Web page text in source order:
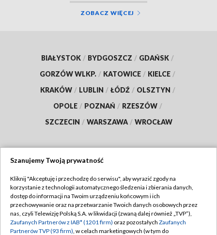
ZOBACZ WIĘCEJ
BIAŁYSTOK / BYDGOSZCZ / GDAŃSK /
GORZÓW WLKP. / KATOWICE / KIELCE /
KRAKÓW / LUBLIN / ŁÓDŹ / OLSZTYN /
OPOLE / POZNAŃ / RZESZÓW /
SZCZECIN / WARSZAWA / WROCŁAW
TVP
Abonament TVP
Emisja w TVP
Regulamin TVP
Polityka prywatności
Szanujemy Twoją prywatność
Kliknij "Akceptuję i przechodzę do serwisu", aby wyrazić zgody na
korzystanie z technologii automatycznego śledzenia i zbierania danych,
dostęp do informacji na Twoim urządzeniu końcowym i ich
przechowywanie oraz na przetwarzanie Twoich danych osobowych przez
nas, czyli Telewizję Polską S.A. w likwidacji (zwaną dalej również „TVP”),
Zaufanych Partnerów z IAB* (1201 firm) oraz pozostałych Zaufanych
Partnerów TVP (93 firm), w celach marketingowych (w tym do